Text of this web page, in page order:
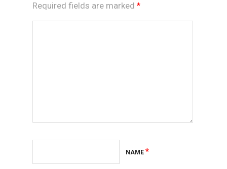
Required fields are marked *
NAME *